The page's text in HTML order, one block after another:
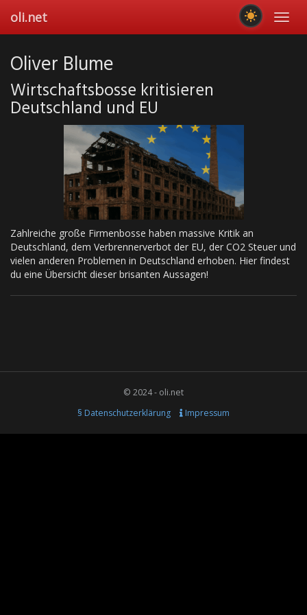
main
oli.net
Oliver Blume
Wirtschaftsbosse kritisieren
Deutschland und EU
Zahlreiche große Firmenbosse haben massive Kritik an
Deutschland, dem Verbrennerverbot der EU, der CO2 Steuer und
vielen anderen Problemen in Deutschland erhoben. Hier findest
du eine Übersicht dieser brisanten Aussagen!
© 2024 - oli.net
§ Datenschutzerklärung
Impressum